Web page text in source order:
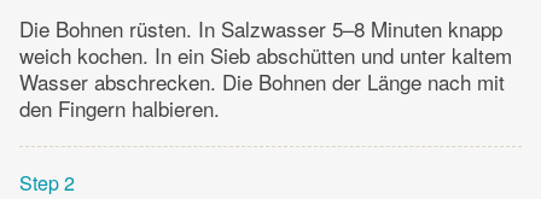
Die Bohnen rüsten. In Salzwasser 5–8 Minuten knapp
weich kochen. In ein Sieb abschütten und unter kaltem
Wasser abschrecken. Die Bohnen der Länge nach mit
den Fingern halbieren.
Step 2